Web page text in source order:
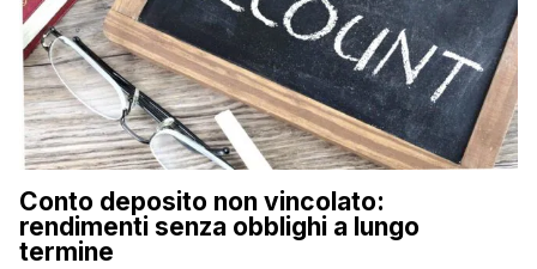
Conto deposito non vincolato:
rendimenti senza obblighi a lungo
termine